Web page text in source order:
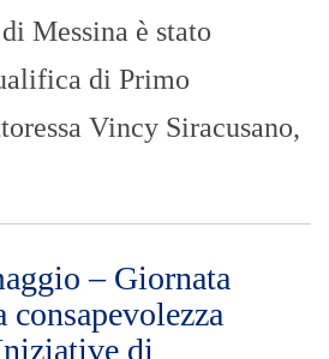
Messina è stato
di Primo
Vincy Siracusano,
– Giornata
di